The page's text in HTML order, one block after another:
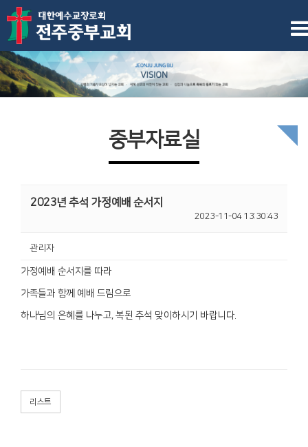
중부자료실
2023년 추석 가정예배 순서지
2023-11-04 13:30:43
관리자
가정예배 순서지를 따라
가족들과 함께 예배 드림으로
하나님의 은혜를 나누고, 복된 추석 맞이하시기 바랍니다.
리스트